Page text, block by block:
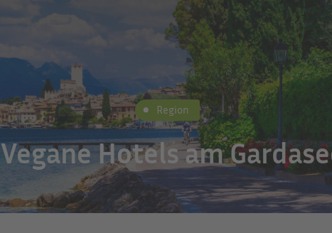
Region
Vegane Hotels am